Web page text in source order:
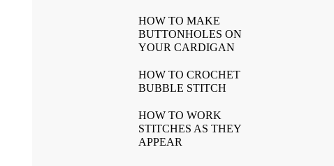
HOW TO MAKE
BUTTONHOLES ON
YOUR CARDIGAN
HOW TO CROCHET
BUBBLE STITCH
HOW TO WORK
STITCHES AS THEY
APPEAR